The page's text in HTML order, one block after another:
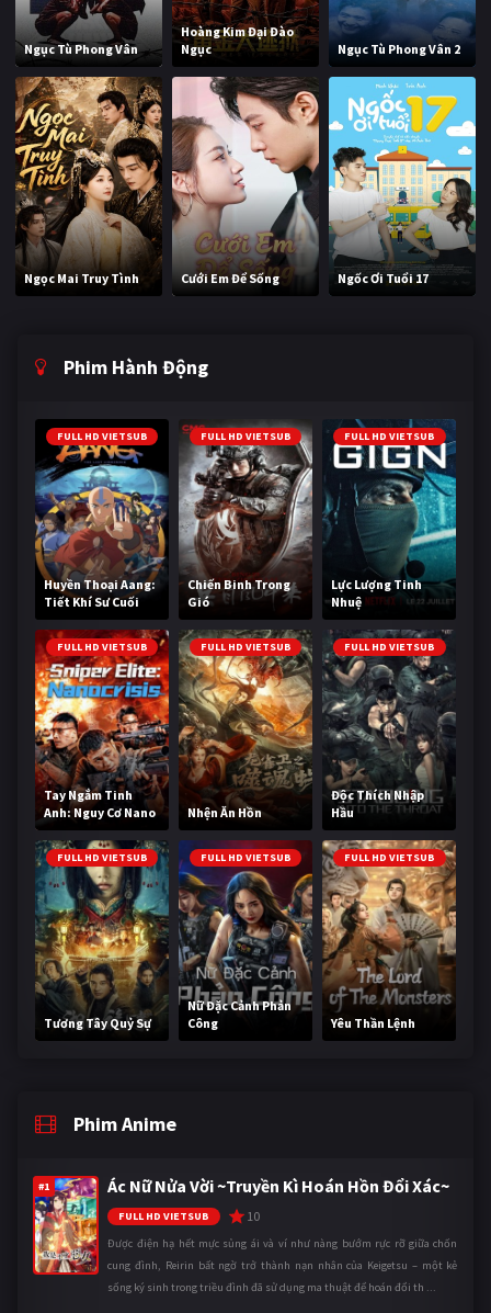
Ngục Tù Phong Vân
Hoàng Kim Đại Đào
Ngục
Ngục Tù Phong Vân 2
Ngọc Mai Truy Tình Cưới Em Để Sống Ngốc Ơi Tuổi 17
Phim Hành Động
FULL HD VIETSUB
Huyền Thoại Aang:
Tiết Khí Sư Cuối
Cùng
FULL HD VIETSUB
Chiến Binh Trong
Gió
FULL HD VIETSUB
Lực Lượng Tinh
Nhuệ
FULL HD VIETSUB
Tay Ngắm Tinh
Anh: Nguy Cơ Nano
FULL HD VIETSUB
Nhện Ăn Hồn
FULL HD VIETSUB
Độc Thích Nhập
Hầu
FULL HD VIETSUB
Tương Tây Quỷ Sự
FULL HD VIETSUB
Nữ Đặc Cảnh Phản
Công
FULL HD VIETSUB
Yêu Thần Lệnh
Phim Anime
#1 Ác Nữ Nửa Vời ~Truyền Kì Hoán Hồn Đổi Xác~
FULL HD VIETSUB 10
Được điện hạ hết mực sủng ái và ví như nàng bướm rực rỡ giữa chốn
cung đình, Reirin bất ngờ trở thành nạn nhân của Keigetsu – một kẻ
sống ký sinh trong triều đình đã sử dụng ma thuật để hoán đổi th ...